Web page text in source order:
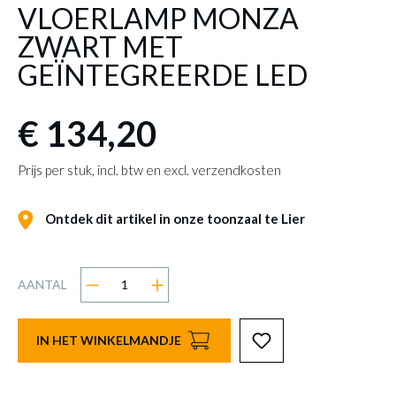
VLOERLAMP MONZA
ZWART MET
GEÏNTEGREERDE LED
€ 134,20
Prijs per stuk, incl. btw en excl. verzendkosten
Ontdek dit artikel in onze toonzaal te Lier
AANTAL
IN HET WINKELMANDJE